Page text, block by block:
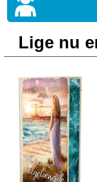
Lige nu